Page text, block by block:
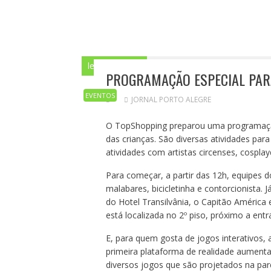
leia mais aqui
EVENTOS
PROGRAMAÇÃO ESPECIAL
JORNAL PORTO ALEGRE
O TopShopping preparou uma
das crianças. São diversas atividades
atividades com artistas circenses,
Para começar, a partir das 12h, equipes
malabares, bicicletinha e contorcionista.
do Hotel Transilvânia, o Capitão América
está localizada no 2º piso, próximo a
E, para quem gosta de jogos interativos,
primeira plataforma de realidade
diversos jogos que são projetados na